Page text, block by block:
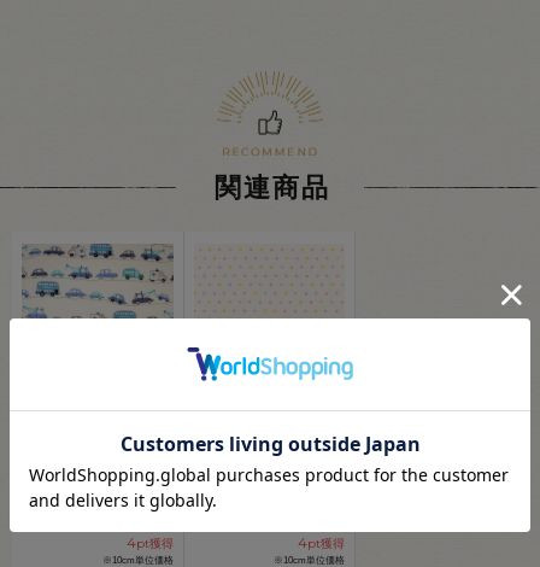
関連商品
ョン くるま柄/ブロー
フ×ブルー 09Ae99_
93 円(税込)
4pt獲得
※10cm単位価格
ョン 星柄/ブロード
（DH12989S） B.オフ
×パステル 09Ae99_
4pt獲得
※10cm単位価格